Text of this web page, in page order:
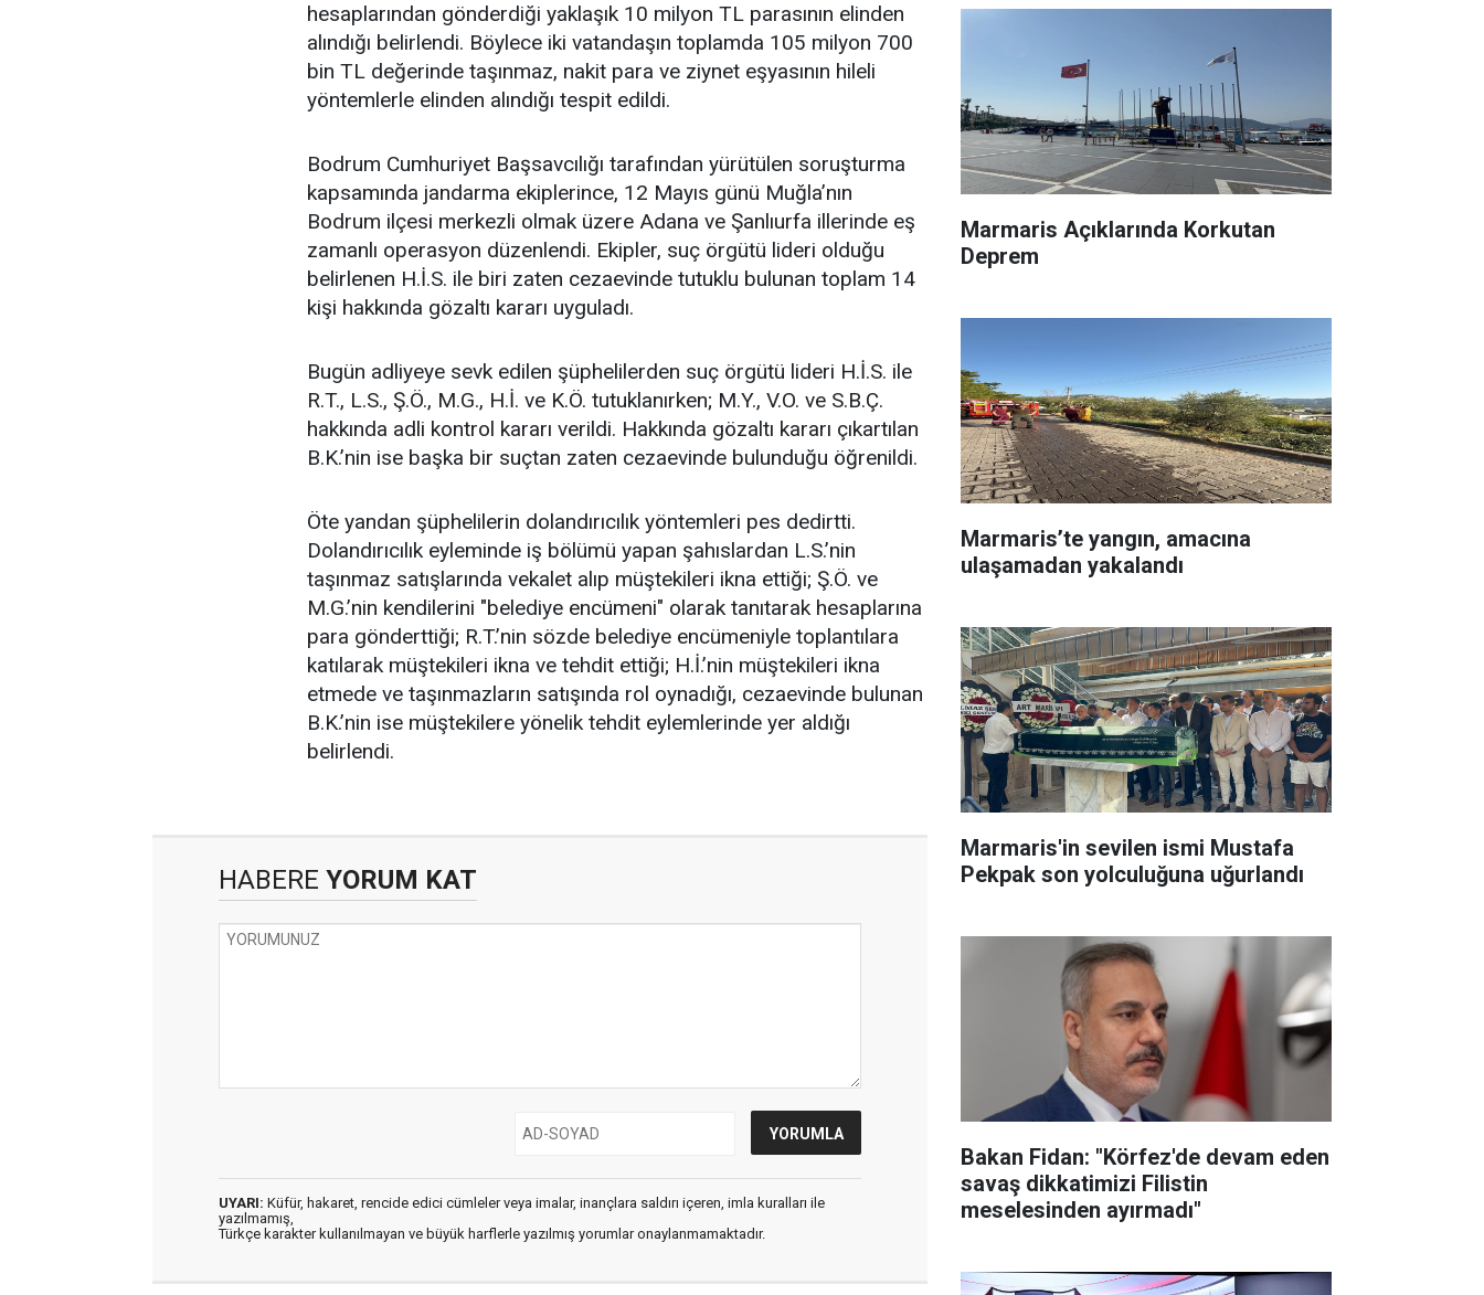
hesaplarından gönderdiği yaklaşık 10 milyon TL parasının elinden
alındığı belirlendi. Böylece iki vatandaşın toplamda 105 milyon 700
bin TL değerinde taşınmaz, nakit para ve ziynet eşyasının hileli
yöntemlerle elinden alındığı tespit edildi.
Bodrum Cumhuriyet Başsavcılığı tarafından yürütülen soruşturma
kapsamında jandarma ekiplerince, 12 Mayıs günü Muğla’nın
Bodrum ilçesi merkezli olmak üzere Adana ve Şanlıurfa illerinde eş
zamanlı operasyon düzenlendi. Ekipler, suç örgütü lideri olduğu
belirlenen H.İ.S. ile biri zaten cezaevinde tutuklu bulunan toplam 14
kişi hakkında gözaltı kararı uyguladı.
Bugün adliyeye sevk edilen şüphelilerden suç örgütü lideri H.İ.S. ile
R.T., L.S., Ş.Ö., M.G., H.İ. ve K.Ö. tutuklanırken; M.Y., V.O. ve S.B.Ç.
hakkında adli kontrol kararı verildi. Hakkında gözaltı kararı çıkartılan
B.K.’nin ise başka bir suçtan zaten cezaevinde bulunduğu öğrenildi.
Öte yandan şüphelilerin dolandırıcılık yöntemleri pes dedirtti.
Dolandırıcılık eyleminde iş bölümü yapan şahıslardan L.S.’nin
taşınmaz satışlarında vekalet alıp müştekileri ikna ettiği; Ş.Ö. ve
M.G.’nin kendilerini "belediye encümeni" olarak tanıtarak hesaplarına
para gönderttiği; R.T.’nin sözde belediye encümeniyle toplantılara
katılarak müştekileri ikna ve tehdit ettiği; H.İ.’nin müştekileri ikna
etmede ve taşınmazların satışında rol oynadığı, cezaevinde bulunan
B.K.’nin ise müştekilere yönelik tehdit eylemlerinde yer aldığı
belirlendi.
HABERE YORUM KAT
UYARI: Küfür, hakaret, rencide edici cümleler veya imalar, inançlara saldırı içeren, imla kuralları ile
yazılmamış,
Türkçe karakter kullanılmayan ve büyük harflerle yazılmış yorumlar onaylanmamaktadır.
Marmaris Açıklarında Korkutan
Deprem
Marmaris’te yangın, amacına
ulaşamadan yakalandı
Marmaris'in sevilen ismi Mustafa
Pekpak son yolculuğuna uğurlandı
Bakan Fidan: "Körfez'de devam eden
savaş dikkatimizi Filistin
meselesinden ayırmadı"